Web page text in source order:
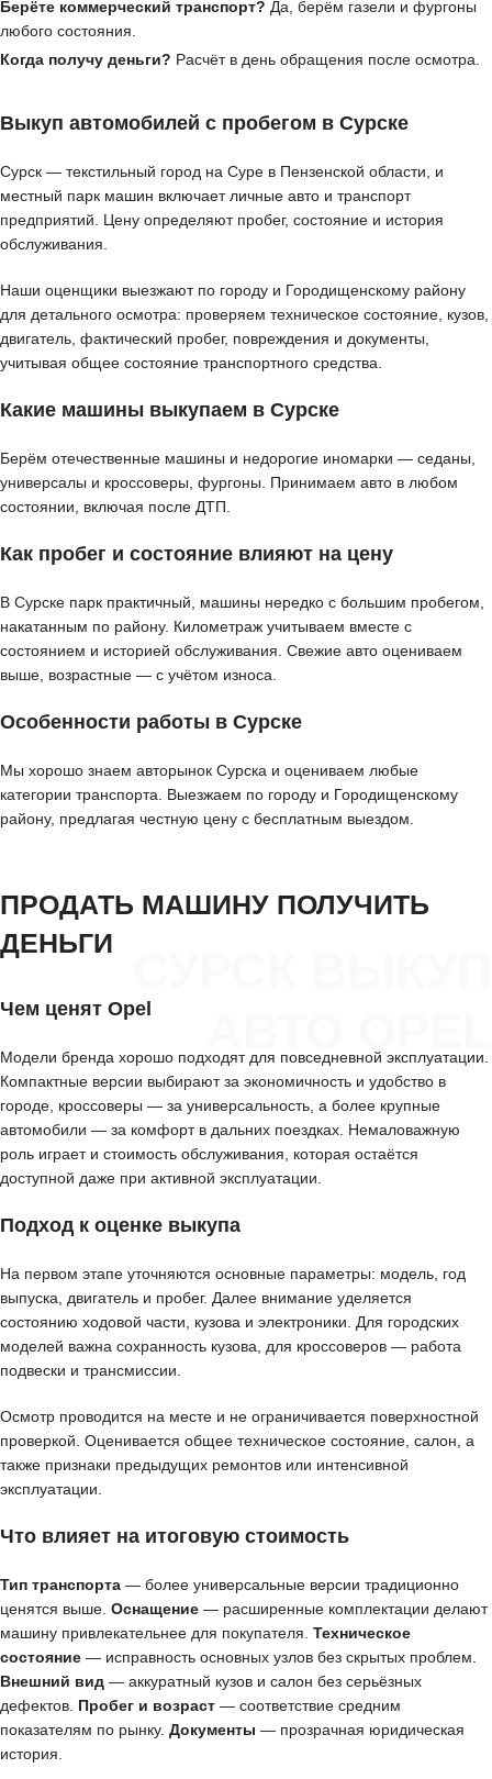
Берёте коммерческий транспорт? Да, берём газели и фургоны
любого состояния.
Когда получу деньги? Расчёт в день обращения после осмотра.
Выкуп автомобилей с пробегом в Сурске
Сурск — текстильный город на Суре в Пензенской области, и
местный парк машин включает личные авто и транспорт
предприятий. Цену определяют пробег, состояние и история
обслуживания.
Наши оценщики выезжают по городу и Городищенскому району
для детального осмотра: проверяем техническое состояние, кузов,
двигатель, фактический пробег, повреждения и документы,
учитывая общее состояние транспортного средства.
Какие машины выкупаем в Сурске
Берём отечественные машины и недорогие иномарки — седаны,
универсалы и кроссоверы, фургоны. Принимаем авто в любом
состоянии, включая после ДТП.
Как пробег и состояние влияют на цену
В Сурске парк практичный, машины нередко с большим пробегом,
накатанным по району. Километраж учитываем вместе с
состоянием и историей обслуживания. Свежие авто оцениваем
выше, возрастные — с учётом износа.
Особенности работы в Сурске
Мы хорошо знаем авторынок Сурска и оцениваем любые
категории транспорта. Выезжаем по городу и Городищенскому
району, предлагая честную цену с бесплатным выездом.
ПРОДАТЬ МАШИНУ ПОЛУЧИТЬ
ДЕНЬГИ
Чем ценят Opel
Модели бренда хорошо подходят для повседневной эксплуатации.
Компактные версии выбирают за экономичность и удобство в
городе, кроссоверы — за универсальность, а более крупные
автомобили — за комфорт в дальних поездках. Немаловажную
роль играет и стоимость обслуживания, которая остаётся
доступной даже при активной эксплуатации.
Подход к оценке выкупа
На первом этапе уточняются основные параметры: модель, год
выпуска, двигатель и пробег. Далее внимание уделяется
состоянию ходовой части, кузова и электроники. Для городских
моделей важна сохранность кузова, для кроссоверов — работа
подвески и трансмиссии.
Осмотр проводится на месте и не ограничивается поверхностной
проверкой. Оценивается общее техническое состояние, салон, а
также признаки предыдущих ремонтов или интенсивной
эксплуатации.
Что влияет на итоговую стоимость
Тип транспорта — более универсальные версии традиционно
ценятся выше. Оснащение — расширенные комплектации делают
машину привлекательнее для покупателя. Техническое
состояние — исправность основных узлов без скрытых проблем.
Внешний вид — аккуратный кузов и салон без серьёзных
дефектов. Пробег и возраст — соответствие средним
показателям по рынку. Документы — прозрачная юридическая
история.